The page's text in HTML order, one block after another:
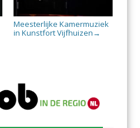
Meesterlijke Kamermuziek
in Kunstfort Vijfhuizen →